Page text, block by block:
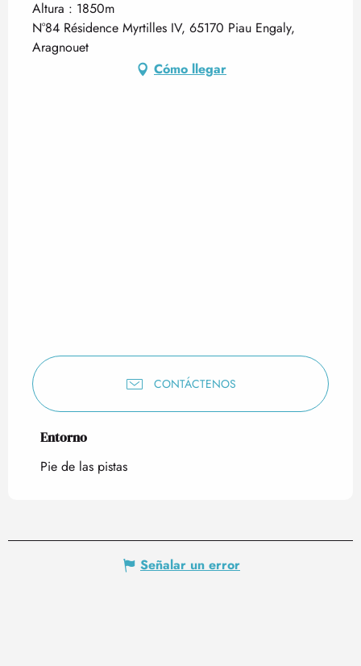
Altura : 1850m
N°84 Résidence Myrtilles IV, 65170 Piau Engaly,
Aragnouet
Cómo llegar
CONTÁCTENOS
Entorno
Entorno
Pie de las pistas
Señalar un error